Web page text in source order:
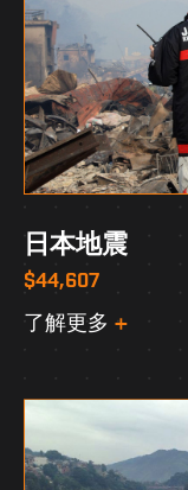
日本地震
$44,607
了解更多